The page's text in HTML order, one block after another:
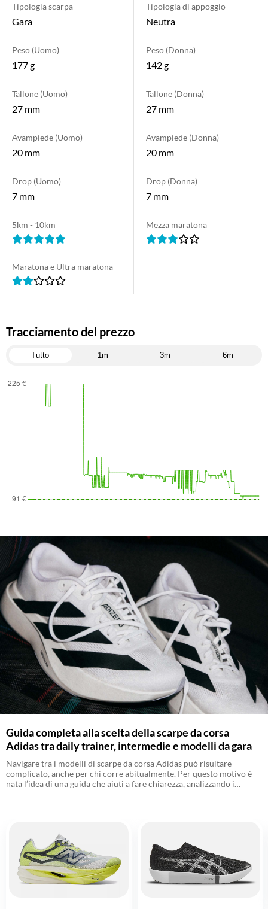
Tipologia scarpa
Gara
Tipologia di appoggio
Neutra
Peso (Uomo)
177 g
Peso (Donna)
142 g
Tallone (Uomo)
27 mm
Tallone (Donna)
27 mm
Avampiede (Uomo)
20 mm
Avampiede (Donna)
20 mm
Drop (Uomo)
7 mm
Drop (Donna)
7 mm
5km - 10km Mezza maratona
Maratona e Ultra maratona
Tracciamento del prezzo
Tutto 1m 3m 6m
Guida completa alla scelta della scarpe da corsa
Adidas tra daily trainer, intermedie e modelli da gara
Navigare tra i modelli di scarpe da corsa Adidas può risultare
complicato, anche per chi corre abitualmente. Per questo motivo è
nata l’idea di una guida che aiuti a fare chiarezza, analizzando i